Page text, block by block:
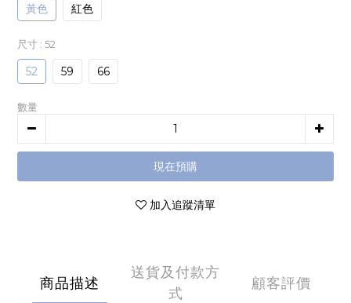
黃色 紅色
尺寸 : 52
52 59 66
數量
現在預購
加入追蹤清單
商品描述
送貨及付款方
式
顧客評價